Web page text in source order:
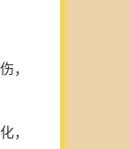
，
，